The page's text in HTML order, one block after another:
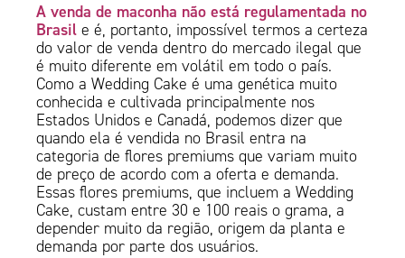
A venda de maconha não está regulamentada no
Brasil e é, portanto, impossível termos a certeza
do valor de venda dentro do mercado ilegal que
é muito diferente em volátil em todo o país.
Como a Wedding Cake é uma genética muito
conhecida e cultivada principalmente nos
Estados Unidos e Canadá, podemos dizer que
quando ela é vendida no Brasil entra na
categoria de flores premiums que variam muito
de preço de acordo com a oferta e demanda.
Essas flores premiums, que incluem a Wedding
Cake, custam entre 30 e 100 reais o grama, a
depender muito da região, origem da planta e
demanda por parte dos usuários.